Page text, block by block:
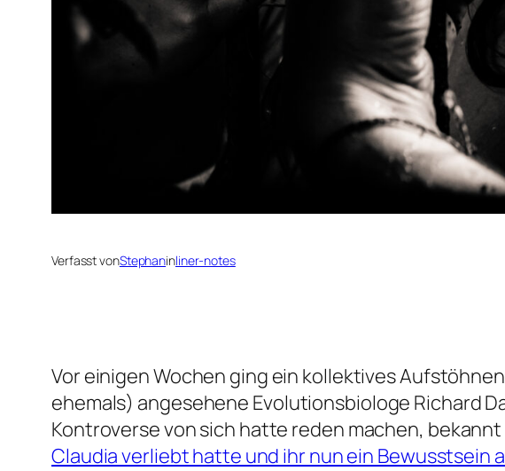
Verfasst vonStephaninliner-notes
Vor einigen Wochen ging ein kollektives
ehemals) angesehene Evolutionsbiologe Richard
Kontroverse von sich hatte reden machen, bekannt
Claudia verliebt hatte und ihr nun ein Bewusstsein